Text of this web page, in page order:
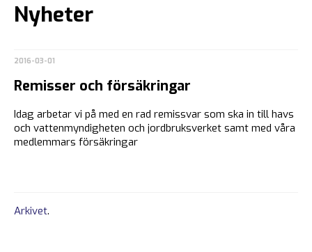
Nyheter
2016-03-01
Remisser och försäkringar
Idag arbetar vi på med en rad remissvar som ska in till havs
och vattenmyndigheten och jordbruksverket samt med våra
medlemmars försäkringar
Arkivet.